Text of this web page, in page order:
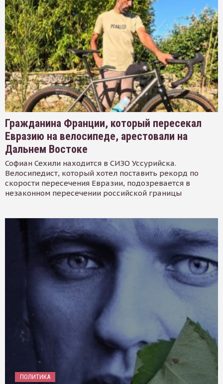
Гражданина Франции, который пересекал
Евразию на велосипеде, арестовали на
Дальнем Востоке
Софиан Сехили находится в СИЗО Уссурийска.
Велосипедист, который хотел поставить рекорд по
скорости пересечения Евразии, подозревается в
незаконном пересечении российской границы
ПОЛИТИКА